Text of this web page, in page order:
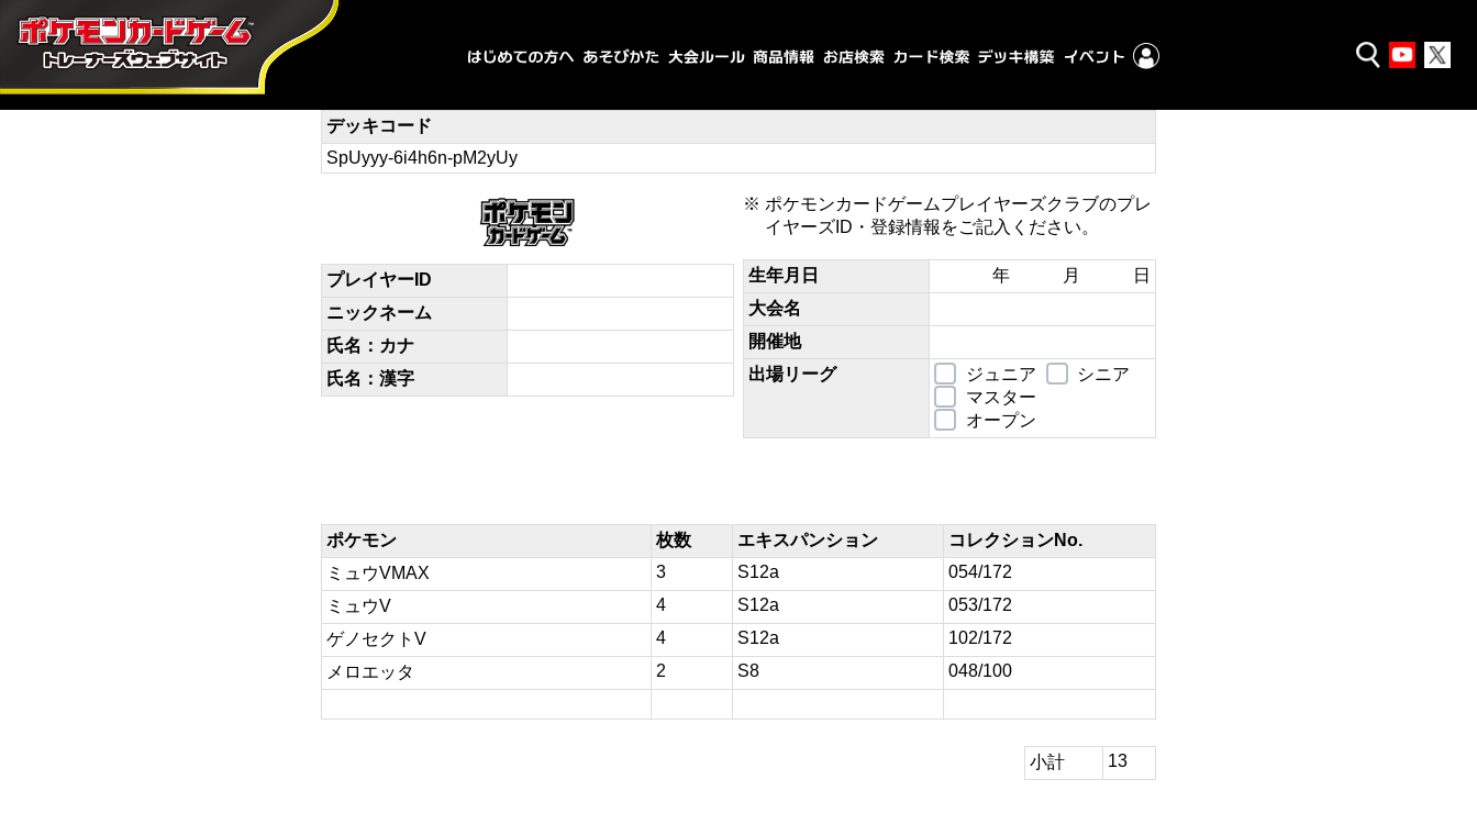
デッキコード
SpUyyy-6i4h6n-pM2yUy
プレイヤーID
ニックネーム
氏名：カナ
氏名：漢字
ポケモンカードゲームプレイヤーズクラブのプレ
イヤーズID・登録情報をご記入ください。
生年月日
年 月 日
大会名
開催地
出場リーグ
ジュニア
シニア
マスター
オープン
ポケモン 枚数 エキスパンション
コレクションNo.
ミュウVMAX
3 S12a
054/172
ミュウV
4 S12a
053/172
ゲノセクトV
4 S12a
102/172
メロエッタ
2 S8 048/100
小計 13